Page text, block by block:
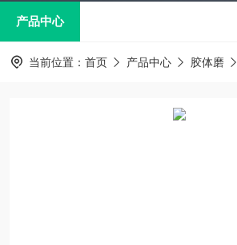
产品中心
当前位置： 首页 产品中心 胶体磨